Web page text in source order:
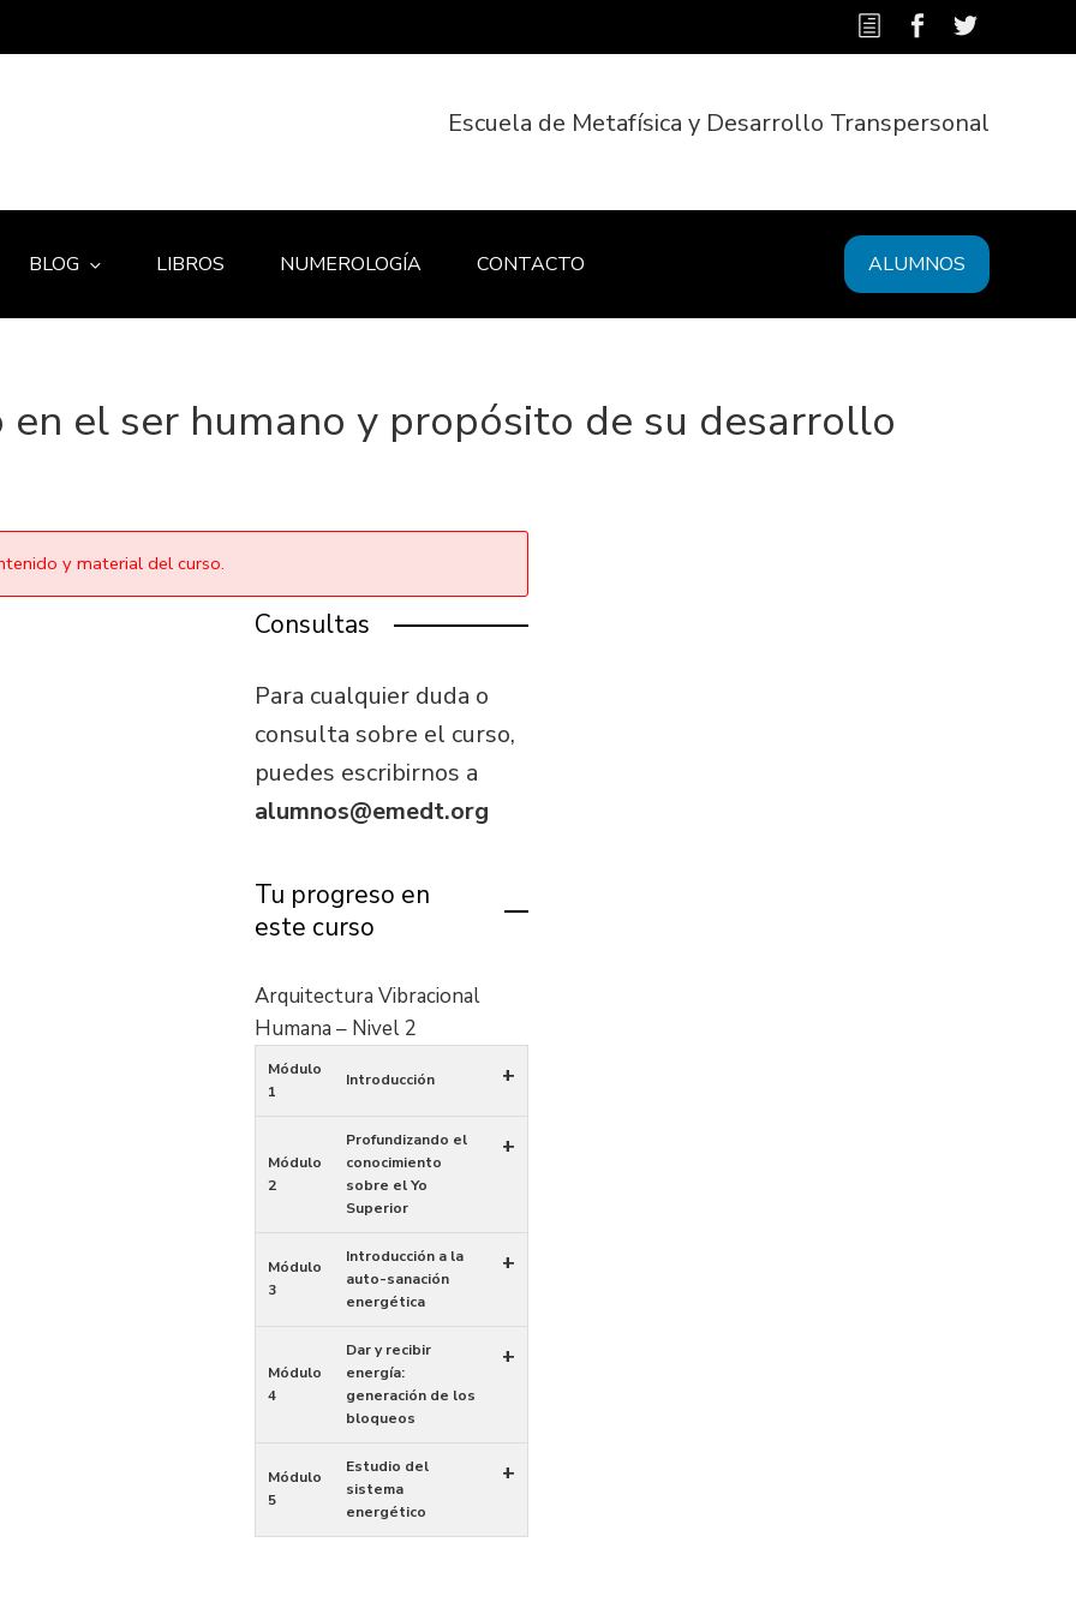
Escuela de Metafísica y Desarrollo Transpersonal
BLOG LIBROS NUMEROLOGÍA CONTACTO ALUMNOS
en el ser humano y propósito de su desarrollo
y material del curso.
Consultas
Para cualquier duda o
consulta sobre el curso,
puedes escribirnos a
alumnos@emedt.org
Tu progreso en
este curso
Arquitectura Vibracional
Humana – Nivel 2
Módulo
1
Introducción +
Módulo
2
Profundizando el
conocimiento
sobre el Yo
Superior
+
Módulo
3
Introducción a la
auto-sanación
energética
+
Módulo
4
Dar y recibir
energía:
generación de los
bloqueos
+
Módulo
5
Estudio del
sistema
energético
+